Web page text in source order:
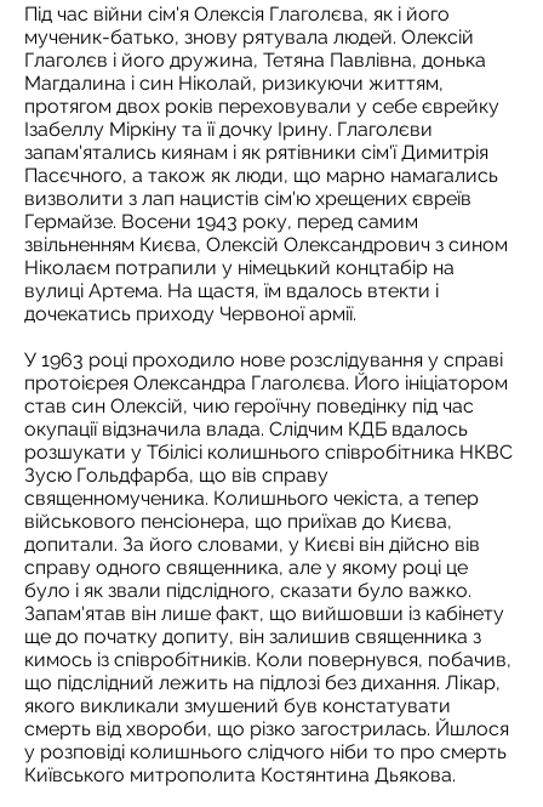
Під час війни сім'я Олексія Глаголєва, як і його
мученик-батько, знову рятувала людей. Олексій
Глаголєв і його дружина, Тетяна Павлівна, донька
Магдалина і син Ніколай, ризикуючи життям,
протягом двох років переховували у себе єврейку
Ізабеллу Міркіну та її дочку Ірину. Глаголєви
запам'ятались киянам і як рятівники сім'ї Димитрія
Пасєчного, а також як люди, що марно намагались
визволити з лап нацистів сім'ю хрещених євреїв
Гермайзе. Восени 1943 року, перед самим
звільненням Києва, Олексій Олександрович з сином
Ніколаєм потрапили у німецький концтабір на
вулиці Артема. На щастя, їм вдалось втекти і
дочекатись приходу Червоної армії.
У 1963 році проходило нове розслідування у справі
протоієрея Олександра Глаголєва. Його ініціатором
став син Олексій, чию героїчну поведінку під час
окупації відзначила влада. Cлідчим КДБ вдалось
розшукати у Тбілісі колишнього співробітника НКВС
Зусю Гольдфарба, що вів справу
священномученика. Колишнього чекіста, а тепер
військового пенсіонера, що приїхав до Києва,
допитали. За його словами, у Києві він дійсно вів
справу одного священника, але у якому році це
було і як звали підслідного, сказати було важко.
Запам'ятав він лише факт, що вийшовши із кабінету
ще до початку допиту, він залишив священника з
кимось із співробітників. Коли повернувся, побачив,
що підслідний лежить на підлозі без дихання. Лікар,
якого викликали змушений був констатувати
смерть від хвороби, що різко загострилась. Йшлося
у розповіді колишнього слідчого ніби то про смерть
Київського митрополита Костянтина Дьякова.